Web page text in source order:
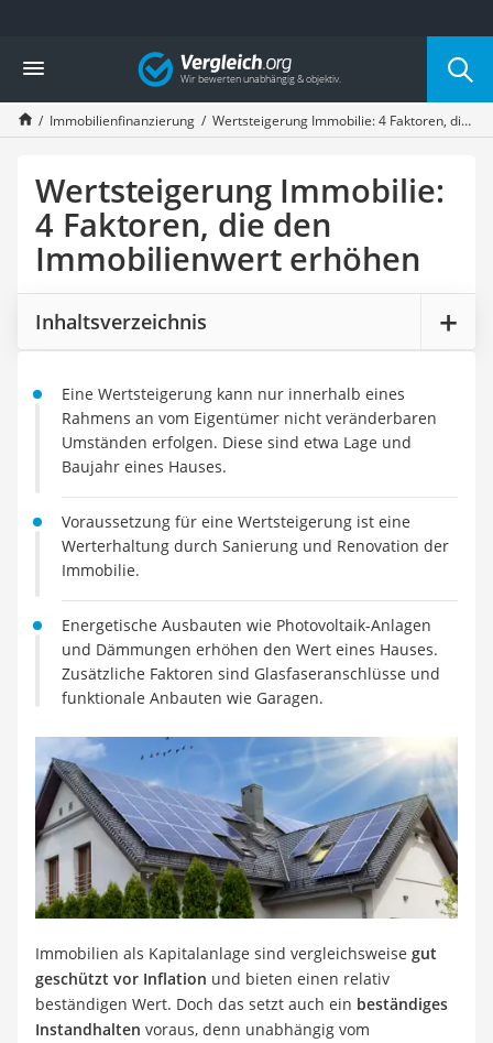
Die beliebtesten Vergleiche nach Kategorie
Finanzen
Silbermünze
Hardware-Wallet
E-Scooter-Versicherung
Münzkapseln
Spardose mit Zählwerk
Wohnwagenversicherung
Mietkautionskonto
Oldtimer-Versicherung
Goldbarren 1 g
Pferde-OP-Versicherung
Brillenversicherung
Kinderkonto
Krypto-Wallet
Hundekrankenversicherung
Motorradversicherung
Zahnzusatzversicherungen
Katzen-Krankenversicherung
Vergleich
Immobilienfinanzierung Wertsteigerung Immobilie: 4 Faktoren, die den Immobilienwert erhöhen
Wertsteigerung Immobilie:
4 Faktoren, die den
Immobilienwert erhöhen
Inhaltsverzeichnis
Eine Wertsteigerung kann nur innerhalb eines
Rahmens an vom Eigentümer nicht veränderbaren
Umständen erfolgen. Diese sind etwa Lage und
Baujahr eines Hauses.
Voraussetzung für eine Wertsteigerung ist eine
Werterhaltung durch Sanierung und Renovation der
Immobilie.
Energetische Ausbauten wie Photovoltaik-Anlagen
und Dämmungen erhöhen den Wert eines Hauses.
Zusätzliche Faktoren sind Glasfaseranschlüsse und
funktionale Anbauten wie Garagen.
Immobilien als Kapitalanlage sind vergleichsweise gut
geschützt vor Inflation und bieten einen relativ
beständigen Wert. Doch das setzt auch ein beständiges
Instandhalten voraus, denn unabhängig vom